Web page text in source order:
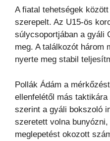
A fiatal tehetségek
szerepelt. Az U15-ös
súlycsoportjában a gyáli
meg. A találkozót három
nyerte meg stabil
Pollák Ádám a
ellenfelétől más
szerint a gyáli bokszoló
szeretett volna
meglepetést okozott